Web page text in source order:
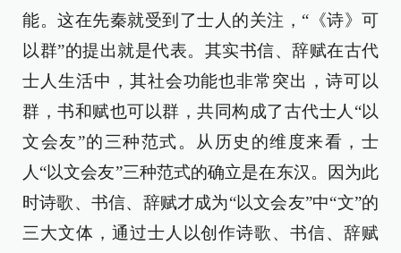
能。这在先秦就受到了士人的关注，“《诗》可
以群”的提出就是代表。其实书信、辞赋在古代
士人生活中，其社会功能也非常突出，诗可以
群，书和赋也可以群，共同构成了古代士人“以
文会友”的三种范式。从历史的维度来看，士
人“以文会友”三种范式的确立是在东汉。因为此
时诗歌、书信、辞赋才成为“以文会友”中“文”的
三大文体，通过士人以创作诗歌、书信、辞赋